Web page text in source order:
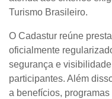
Turismo Brasileiro.
O Cadastur reúne
oficialmente
segurança e
participantes. Além
a benefícios,